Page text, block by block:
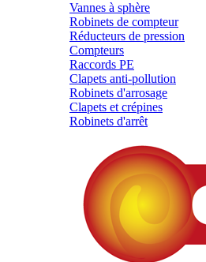
Vannes à sphère
Robinets de compteur
Réducteurs de pression
Compteurs
Raccords PE
Clapets anti-pollution
Robinets d'arrosage
Clapets et crépines
Robinets d'arrêt